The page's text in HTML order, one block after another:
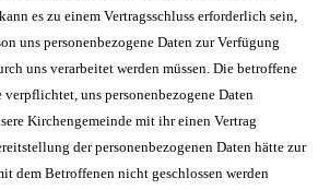
es zu einem Vertragsschluss erforderlich sein,
uns personenbezogene Daten zur Verfügung
uns verarbeitet werden müssen. Die betroffene
verpflichtet, uns personenbezogene Daten
Kirchengemeinde mit ihr einen Vertrag
der personenbezogenen Daten hätte zur
dem Betroffenen nicht geschlossen werden